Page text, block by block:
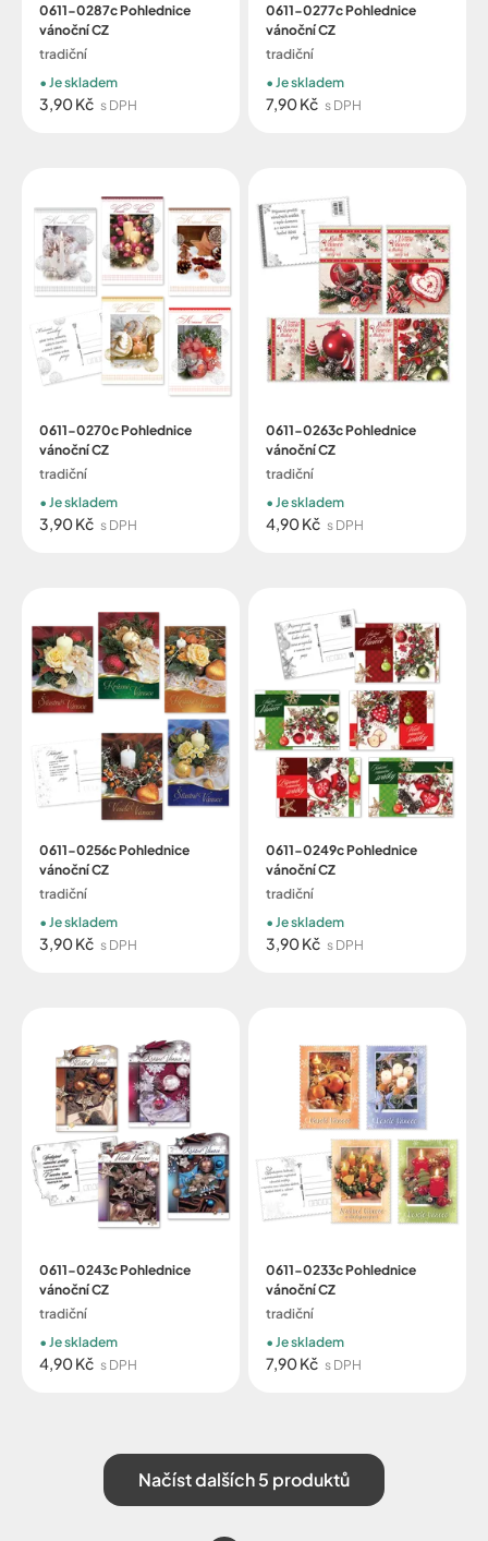
0611-0287c Pohlednice
vánoční CZ
tradiční
3,90 Kč s DPH
Je skladem
0611-0277c Pohlednice
vánoční CZ
tradiční
7,90 Kč s DPH
Je skladem
0611-0270c Pohlednice
vánoční CZ
tradiční
3,90 Kč s DPH
Je skladem
0611-0263c Pohlednice
vánoční CZ
tradiční
4,90 Kč s DPH
Je skladem
0611-0256c Pohlednice
vánoční CZ
tradiční
3,90 Kč s DPH
Je skladem
0611-0249c Pohlednice
vánoční CZ
tradiční
3,90 Kč s DPH
Je skladem
0611-0243c Pohlednice
vánoční CZ
tradiční
4,90 Kč s DPH
Je skladem
0611-0233c Pohlednice
vánoční CZ
tradiční
7,90 Kč s DPH
Je skladem
Načíst dalších 5 produktů